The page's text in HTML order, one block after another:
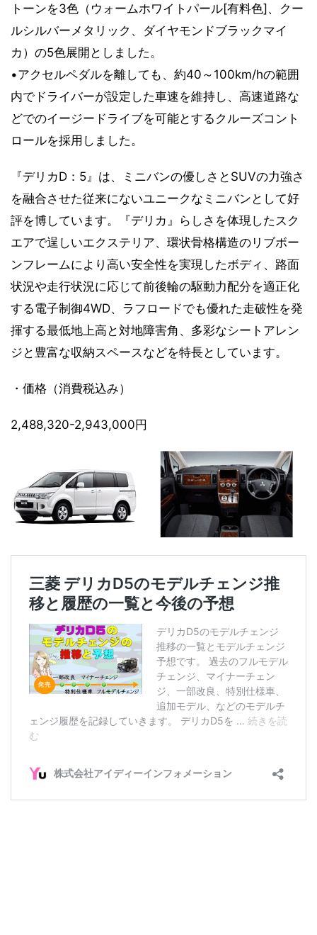
トーンを3色（ウォームホワイトパール[有料色]、クー
ルシルバーメタリック、ダイヤモンドブラックマイ
カ）の5色展開としました。
•アクセルペダルを離しても、約40～100km/hの範囲
内でドライバーが設定した車速を維持し、高速道路な
どでのイージードライブを可能とするクルーズコント
ロールを採用しました。
『デリカD：5』は、ミニバンの優しさとSUVの力強さ
を融合させた従来にないユニークなミニバンとして好
評を博しています。『デリカ』らしさを体現したスク
エアで逞しいエクステリア、環状骨格構造のリブボー
ンフレームにより高い安全性を実現したボディ、路面
状況や走行状況に応じて前後輪の駆動力配分を適正化
する電子制御4WD、ラフロードでも優れた走破性を発
揮する最低地上高と対地障害角、多彩なシートアレン
ジと豊富な収納スペースなどを特長としています。
・価格（消費税込み）
2,488,320-2,943,000円